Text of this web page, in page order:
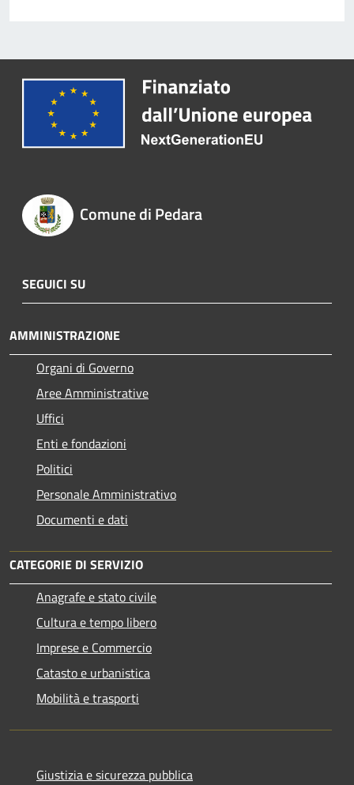
Comune di Pedara
SEGUICI SU
AMMINISTRAZIONE
Organi di Governo
Aree Amministrative
Uffici
Enti e fondazioni
Politici
Personale Amministrativo
Documenti e dati
CATEGORIE DI SERVIZIO
Anagrafe e stato civile
Cultura e tempo libero
Imprese e Commercio
Catasto e urbanistica
Mobilità e trasporti
Giustizia e sicurezza pubblica